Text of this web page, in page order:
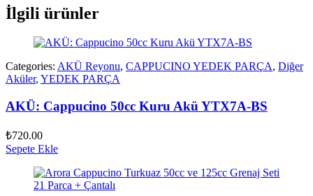
İlgili ürünler
Categories: AKÜ Reyonu, CAPPUCINO YEDEK PARÇA, Diğer
Aküler, YEDEK PARÇA
AKÜ: Cappucino 50cc Kuru Akü YTX7A-BS
₺720.00
Sepete Ekle